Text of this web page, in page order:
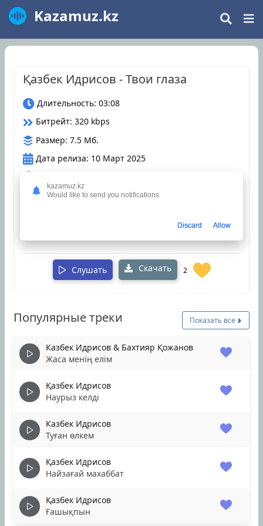
Kazamuz.kz
Қазбек Идрисов - Твои глаза
Длительность: 03:08
Битрейт: 320 kbps
Размер: 7.5 Мб.
Дата релиза: 10 Март 2025
Оцените трек
Слушать Скачать 2
Популярные треки Показать все
Казбек Идрисов & Бахтияр Қожанов
Жаса менің елім
Қазбек Идрисов
Наурыз келді
Казбек Идрисов
Туған өлкем
Қазбек Идрисов
Найзағай махаббат
Қазбек Идрисов
Ғашықпын
kazamuz.kz
Would like to send you notifications
Discard Allow